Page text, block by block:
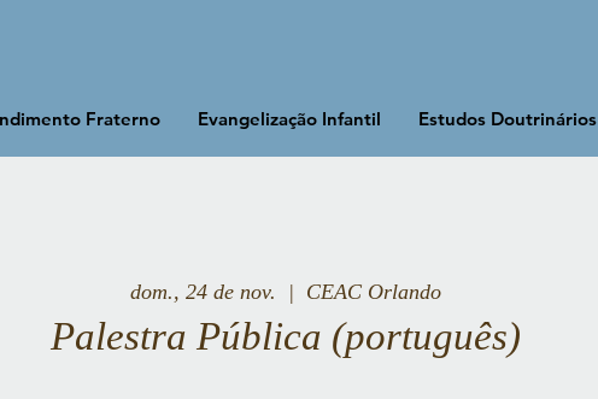
Fraterno Evangelização Infantil Estudos Doutrinários
dom., 24 de nov.
  |
CEAC Orlando
Palestra Pública (português)